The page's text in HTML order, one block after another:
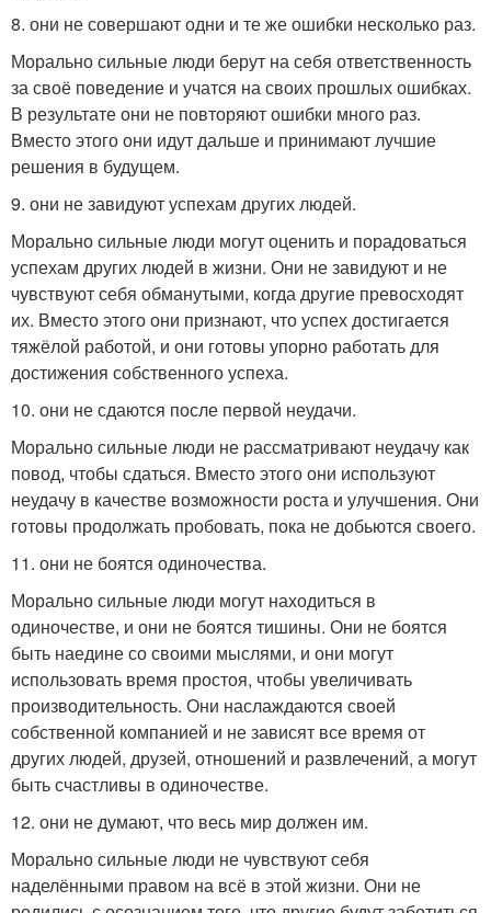
8. они не совершают одни и те же ошибки несколько раз.
Морально сильные люди берут на себя ответственность
за своё поведение и учатся на своих прошлых ошибках.
В результате они не повторяют ошибки много раз.
Вместо этого они идут дальше и принимают лучшие
решения в будущем.
9. они не завидуют успехам других людей.
Морально сильные люди могут оценить и порадоваться
успехам других людей в жизни. Они не завидуют и не
чувствуют себя обманутыми, когда другие превосходят
их. Вместо этого они признают, что успех достигается
тяжёлой работой, и они готовы упорно работать для
достижения собственного успеха.
10. они не сдаются после первой неудачи.
Морально сильные люди не рассматривают неудачу как
повод, чтобы сдаться. Вместо этого они используют
неудачу в качестве возможности роста и улучшения. Они
готовы продолжать пробовать, пока не добьются своего.
11. они не боятся одиночества.
Морально сильные люди могут находиться в
одиночестве, и они не боятся тишины. Они не боятся
быть наедине со своими мыслями, и они могут
использовать время простоя, чтобы увеличивать
производительность. Они наслаждаются своей
собственной компанией и не зависят все время от
других людей, друзей, отношений и развлечений, а могут
быть счастливы в одиночестве.
12. они не думают, что весь мир должен им.
Морально сильные люди не чувствуют себя
наделёнными правом на всё в этой жизни. Они не